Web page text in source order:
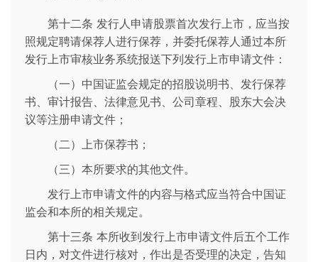
第十二条 发行人申请股票首次发行上市，应当按
照规定聘请保荐人进行保荐，并委托保荐人通过本所
发行上市审核业务系统报送下列发行上市申请文件：
（一）中国证监会规定的招股说明书、发行保荐
书、审计报告、法律意见书、公司章程、股东大会决
议等注册申请文件；
（二）上市保荐书；
（三）本所要求的其他文件。
发行上市申请文件的内容与格式应当符合中国证
监会和本所的相关规定。
第十三条 本所收到发行上市申请文件后五个工作
日内，对文件进行核对，作出是否受理的决定，告知